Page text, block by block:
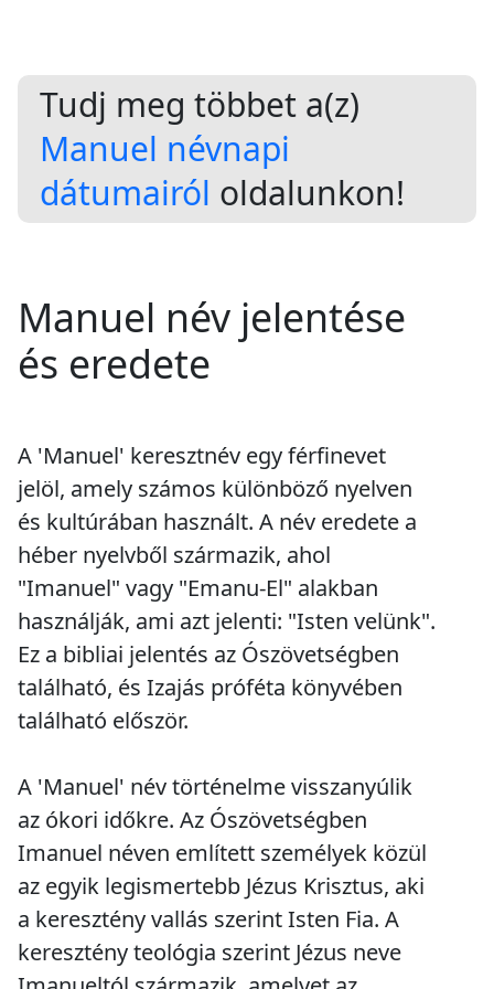
Tudj meg többet a(z)
Manuel névnapi
dátumairól oldalunkon!
Manuel név jelentése
és eredete
A 'Manuel' keresztnév egy férfinevet
jelöl, amely számos különböző nyelven
és kultúrában használt. A név eredete a
héber nyelvből származik, ahol
"Imanuel" vagy "Emanu-El" alakban
használják, ami azt jelenti: "Isten velünk".
Ez a bibliai jelentés az Ószövetségben
található, és Izajás próféta könyvében
található először.
A 'Manuel' név történelme visszanyúlik
az ókori időkre. Az Ószövetségben
Imanuel néven említett személyek közül
az egyik legismertebb Jézus Krisztus, aki
a keresztény vallás szerint Isten Fia. A
keresztény teológia szerint Jézus neve